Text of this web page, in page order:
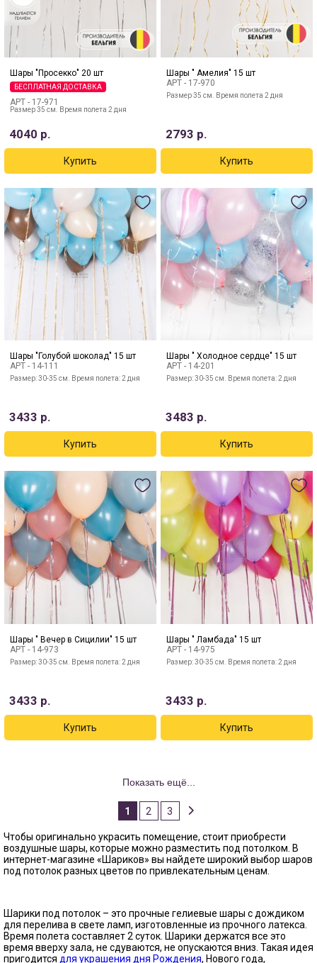
Шары "Просекко" 20 шт
БЕСПЛАТНАЯ ДОСТАВКА
АРТ - 17-971
Размер 35 см. Время полета 2 дня
4040 р.
Шары " Амелия" 15 шт
АРТ - 17-970
Размер 35 см. Время полета 2 дня
2793 р.
Шары "Голубой шоколад" 15 шт
АРТ - 14-111
Размер: 30-35 см. Время полета: 2 дня
3433 р.
Шары " Холодное сердце" 15 шт
АРТ - 14-201
Размер: 30-35 см. Время полета: 2 дня
3483 р.
Шары " Вечер в Сицилии" 15 шт
АРТ - 14-973
Размер: 30-35 см. Время полета: 2 дня
3433 р.
Шары " Ламбада" 15 шт
АРТ - 14-975
Размер: 30-35 см. Время полета: 2 дня
3433 р.
Показать ещё...
1 2 3
Чтобы оригинально украсить помещение, стоит приобрести
воздушные шары, которые можно разместить под потолком. В
интернет-магазине «Шариков» вы найдете широкий выбор шаров
под потолок разных цветов по привлекательным ценам.
Шарики под потолок – это прочные гелиевые шары с дождиком
для перелива в свете ламп, изготовленные из прочного латекса.
Время полета составляет 2 суток. Шарики держатся все это
время вверху зала, не сдуваются, не опускаются вниз. Такая идея
пригодится для украшения дня Рождения, Нового года,